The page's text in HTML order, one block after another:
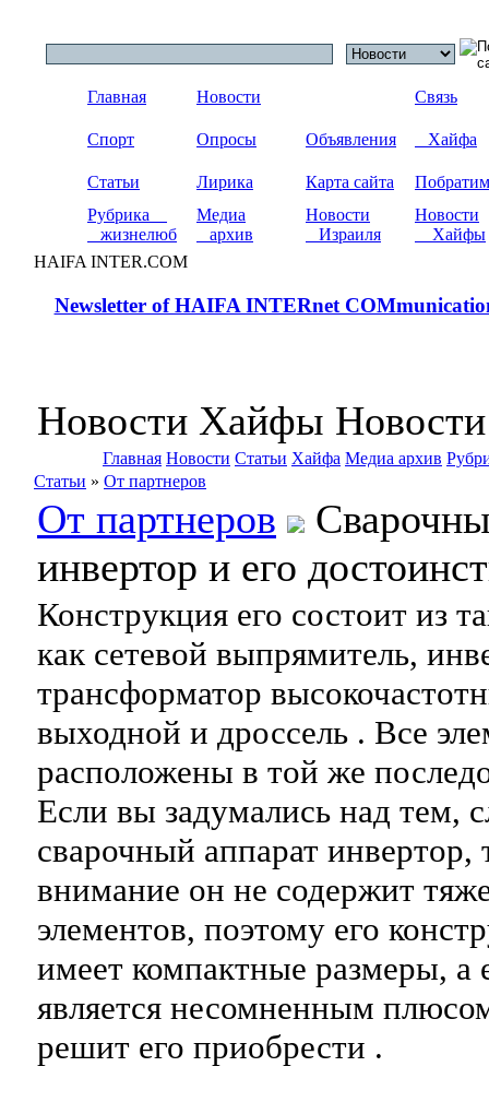
Главная Новости Связь
Спорт Опросы Объявления Хайфа
Статьи Лирика Карта сайта
Рубрика
жизнелюб
Медиа
архив
Новости
Израиля
Новости
Хайфы
HAIFA INTER.COM
Newsletter of HAIFA INTERnet
Новости Хайфы
Главная Новости Статьи Хайфа Медиа архив
Статьи » От партнеров
От партнеров
инвертор и его
Конструкция его состоит из
как сетевой выпрямитель,
трансформатор
выходной и дроссель . Все
расположены в той же
Если вы задумались над тем,
сварочный аппарат инвертор,
внимание он не содержит
элементов, поэтому его
имеет компактные размеры, а
является несомненным
решит его приобрести .